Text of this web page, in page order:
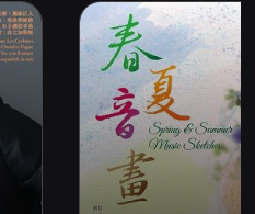
入會員；亦可至分銷點以
於超商以現金購買（7-
、萊爾富Life-
電腦自動選位，每筆訂單
子票與取票：主辦或部分
取票方式請以結帳頁面顯
能擇一，如需不同取票
票每張票券需於超商支
至多可領取8張票券；